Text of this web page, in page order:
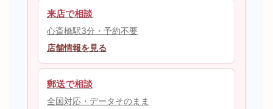
来店で相談
心斎橋駅3分・予約不要
店舗情報を見る
郵送で相談
全国対応・データそのまま